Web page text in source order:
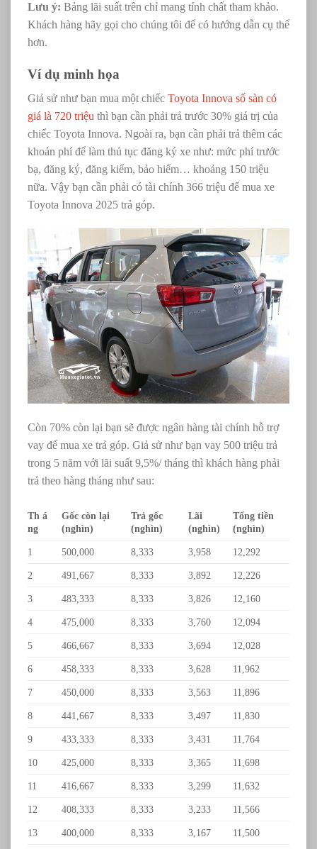
Lưu ý: Bảng lãi suất trên chỉ mang tính chất tham khảo.
Khách hàng hãy gọi cho chúng tôi để có hướng dẫn cụ thể
hơn.
Ví dụ minh họa
Giả sử như bạn mua một chiếc Toyota Innova số sàn có
giá là 720 triệu thì bạn cần phải trả trước 30% giá trị của
chiếc Toyota Innova. Ngoài ra, bạn cần phải trả thêm các
khoản phí để làm thủ tục đăng ký xe như: mức phí trước
bạ, đăng ký, đăng kiểm, bảo hiểm… khoảng 150 triệu
nữa. Vậy bạn cần phải có tài chính 366 triệu để mua xe
Toyota Innova 2025 trả góp.
Còn 70% còn lại bạn sẽ được ngân hàng tài chính hỗ trợ
vay để mua xe trả góp. Giả sử như bạn vay 500 triệu trả
trong 5 năm với lãi suất 9,5%/ tháng thì khách hàng phải
trả theo hàng tháng như sau:
Th á
ng
Gốc còn lại
(nghìn)
Trả gốc
(nghìn)
Lãi
(nghìn)
Tổng tiền
(nghìn)
1 500,000 8,333 3,958 12,292
2 491,667 8,333 3,892 12,226
3 483,333 8,333 3,826 12,160
4 475,000 8,333 3,760 12,094
5 466,667 8,333 3,694 12,028
6 458,333 8,333 3,628 11,962
7 450,000 8,333 3,563 11,896
8 441,667 8,333 3,497 11,830
9 433,333 8,333 3,431 11,764
10 425,000 8,333 3,365 11,698
11 416,667 8,333 3,299 11,632
12 408,333 8,333 3,233 11,566
13 400,000 8,333 3,167 11,500